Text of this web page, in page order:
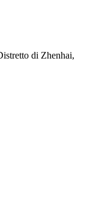
di Zhenhai,